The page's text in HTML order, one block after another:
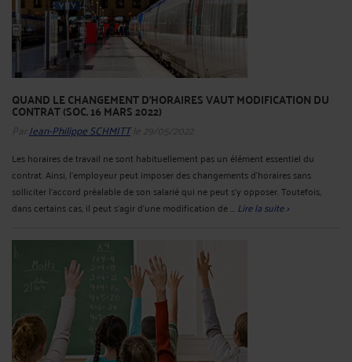
QUAND LE CHANGEMENT D'HORAIRES VAUT MODIFICATION DU
CONTRAT (SOC. 16 MARS 2022)
Par Jean-Philippe SCHMITTle 29/05/2022
Les horaires de travail ne sont habituellement pas un élément essentiel du
contrat. Ainsi, l’employeur peut imposer des changements d’horaires sans
solliciter l’accord préalable de son salarié qui ne peut s’y opposer. Toutefois,
dans certains cas, il peut s’agir d’une modification de ... Lire la suite >